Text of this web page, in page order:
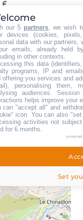
€
our 5 partners, we wish
devices (cookies,
data with our partners,
emails, already held
in other contexts.
this data
programs, IP and
offering you services and
personalising them,
audiences.
helps improve your
can "accept all" and
icon. You can also
activities not
for 6 months.
Set